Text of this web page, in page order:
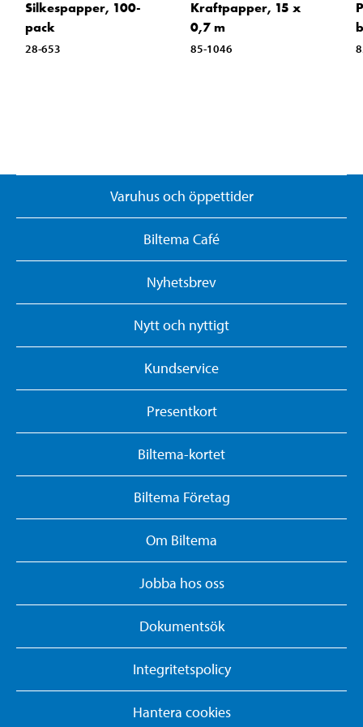
Silkespapper, 100-
pack
28-653
Kraftpapper, 15 x
0,7 m
85-1046
Varuhus och öppettider
Biltema Café
Nyhetsbrev
Nytt och nyttigt
Kundservice
Presentkort
Biltema-kortet
Biltema Företag
Om Biltema
Jobba hos oss
Dokumentsök
Integritetspolicy
Hantera cookies